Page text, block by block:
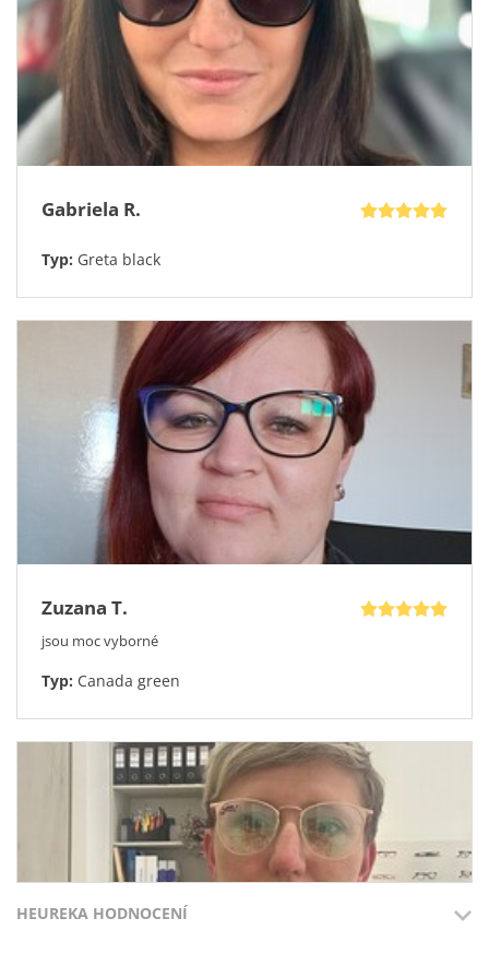
S černým rámem ladí
šedá polarizační čočka, která
má nejširší použití. Brýle s UV filtrem a kategorií 3
slunečního svitu vás spolehlivě ochrání před ostrým
sluncem a hodí se i pro řízení auta.Navíc brýle mají
skvělou vychytávku – trojitý pant pro maximální
komfort
nošení od prvního nasazení.
nové sluneční brýle hned. Už nyní ale můžete
Své nové sluneční brýle obdržíte s pevným
Vychytávky: Polarizace
Gabriela R.
Typ: Greta black
Zuzana T.
jsou moc vyborné
Typ: Canada green
HEUREKA HODNOCENÍ